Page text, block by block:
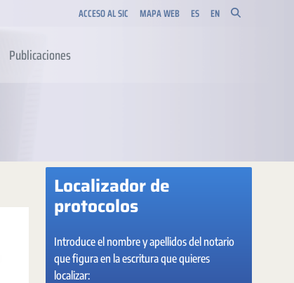
ACCESO AL SIC MAPA WEB ES EN
Publicaciones
Localizador de
protocolos
Introduce el nombre y apellidos del notario
que figura en la escritura que quieres
localizar: